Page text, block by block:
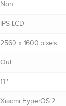
Non
IPS LCD
2560 x 1600 pixels
Oui
11''
Xiaomi HyperOS 2